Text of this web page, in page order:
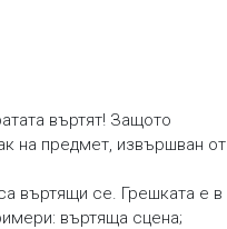
въртят! Защото
на предмет, извършван от
въртящи се. Грешката е в
въртяща сцена;